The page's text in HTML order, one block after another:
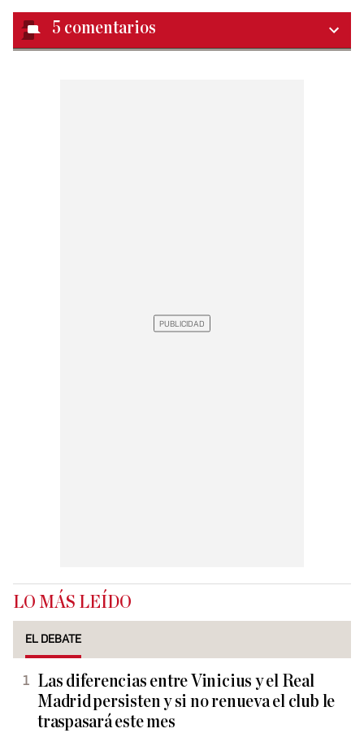
5 comentarios
LO MÁS LEÍDO
EL DEBATE
Las diferencias entre Vinicius y el Real
Madrid persisten y si no renueva el club le
traspasará este mes